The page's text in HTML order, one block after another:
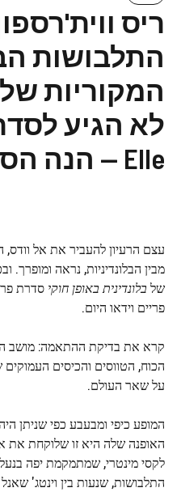
ריס
התלבושות
המקוריות
Elle — הנה הסיבה
עצם הרעיון להעביר את אל וודס,
מבין הבלונדיניות, נראה ומופרך.
של בלונדינית באופן חוקי סדרת
פריים וידאו היום.
קרא את בדיקת ההתאמה: מושב
הכוח, הטווסים והכיסים
על שאר העולם.
המופע כיפי ומבעבע כפי שניתן
האופנה שלה היא זו שלוקחת את
לקסי מינטרי, שמתמקמת יפה
התלבושות, שנעות בין וינטג'